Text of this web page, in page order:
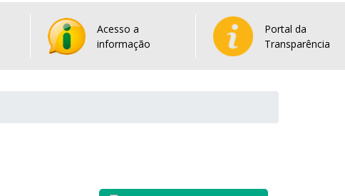
Acesso a
informação
Portal da
Transparência